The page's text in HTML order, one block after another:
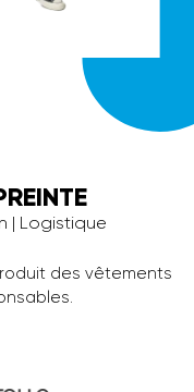
| Logistique
des vêtements